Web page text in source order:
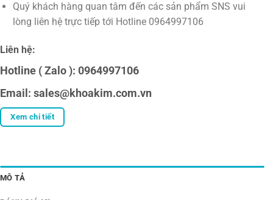
Quý khách hàng quan tâm đến các sản phẩm SNS vui
lòng liên hệ trực tiếp tới Hotline 0964997106
Liên hệ:
Hotline ( Zalo ): 0964997106
Email: sales@khoakim.com.vn
Xem chi tiết
MÔ TẢ